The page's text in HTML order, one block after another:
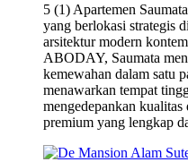
5 (1) Apartemen
yang berlokasi strategis
arsitektur modern
ABODAY, Saumata
kemewahan dalam satu
menawarkan tempat
mengedepankan
premium yang lengkap